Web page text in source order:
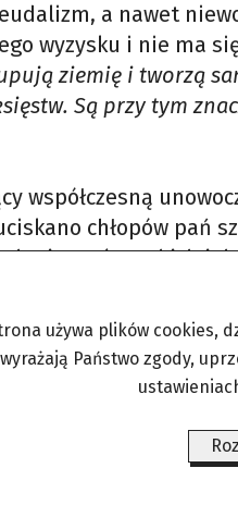
a nawet
wyzysku i nie ma
ziemię i tworzą
Są przy tym
współczesną
chłopów pań
gigantów, takich jak
i
ery
używa plików cookies,
Państwo zgody,